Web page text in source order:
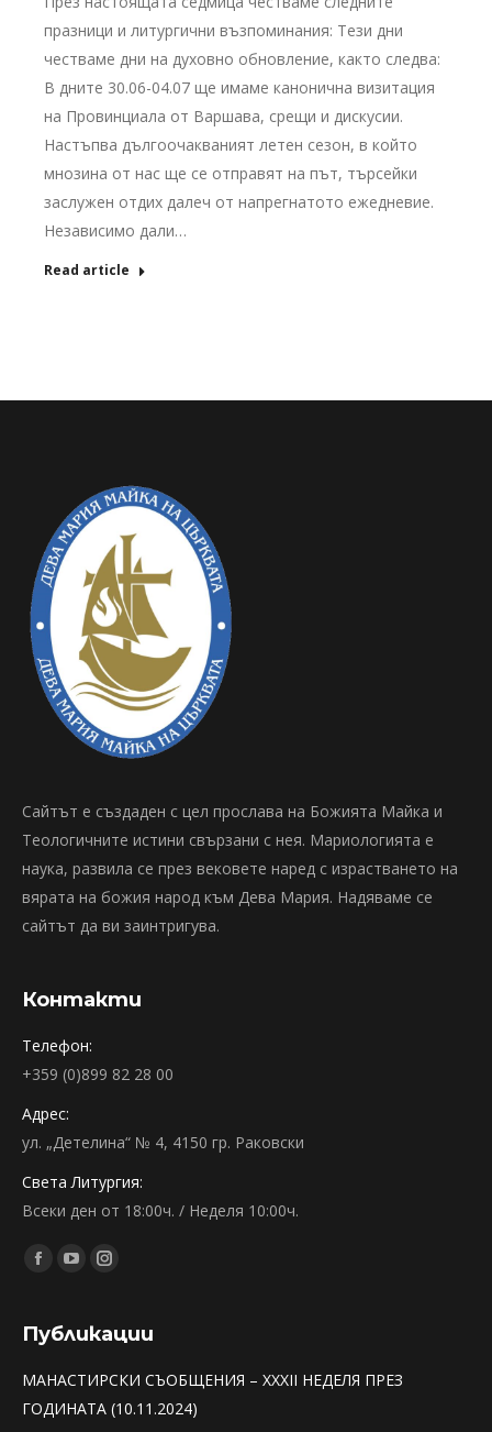
празници и литургични възпоминания: Тези дни
честваме дни на духовно обновление, както следва:
В дните 30.06-04.07 ще имаме канонична визитация
на Провинциала от Варшава, срещи и дискусии.
Настъпва дългоочакваният летен сезон, в който
мнозина от нас ще се отправят на път, търсейки
заслужен отдих далеч от напрегнатото ежедневие.
Независимо дали…
Read article
Сайтът е създаден с цел прослава на Божията Майка и
Теологичните истини свързани с нея. Мариологията е
наука, развила се през вековете наред с израстването на
вярата на божия народ към Дева Мария. Надяваме се
сайтът да ви заинтригува.
Контакти
Телефон:
+359 (0)899 82 28 00
Адрес:
ул. „Детелина“ № 4, 4150 гр. Раковски
Света Литургия:
Всеки ден от 18:00ч. / Неделя 10:00ч.
Find us on:
Facebook
opens
new
window
YouTube
opens
new
window
Instagram
opens
new
window
Публикации
МАНАСТИРСКИ СЪОБЩЕНИЯ – XXXII НЕДЕЛЯ ПРЕЗ
ГОДИНАТА (10.11.2024)